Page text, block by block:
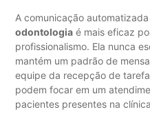
A comunicação
odontologia é mais eficaz
profissionalismo. Ela nunca
mantém um padrão de
equipe da recepção de
podem focar em um
pacientes presentes na